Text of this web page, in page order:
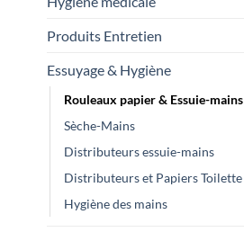
Produits Entretien
Essuyage & Hygiène
Rouleaux papier & Essuie-mains
Sèche-Mains
Distributeurs essuie-mains
Distributeurs et Papiers Toilette
Hygiène des mains